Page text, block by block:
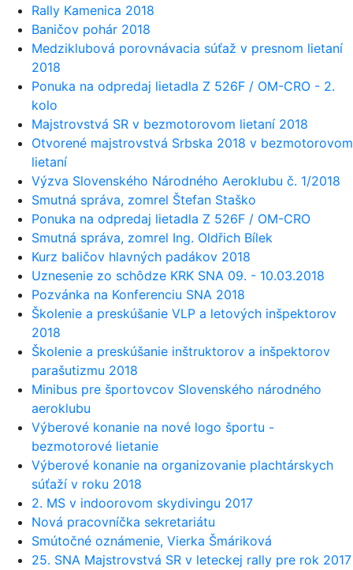
Rally Kamenica 2018
Baničov pohár 2018
Medziklubová porovnávacia súťaž v presnom lietaní
2018
Ponuka na odpredaj lietadla Z 526F / OM-CRO - 2.
kolo
Majstrovstvá SR v bezmotorovom lietaní 2018
Otvorené majstrovstvá Srbska 2018 v bezmotorovom
lietaní
Výzva Slovenského Národného Aeroklubu č. 1/2018
Smutná správa, zomrel Štefan Staško
Ponuka na odpredaj lietadla Z 526F / OM-CRO
Smutná správa, zomrel Ing. Oldřich Bílek
Kurz baličov hlavných padákov 2018
Uznesenie zo schôdze KRK SNA 09. - 10.03.2018
Pozvánka na Konferenciu SNA 2018
Školenie a preskúšanie VLP a letových inšpektorov
2018
Školenie a preskúšanie inštruktorov a inšpektorov
parašutizmu 2018
Minibus pre športovcov Slovenského národného
aeroklubu
Výberové konanie na nové logo športu -
bezmotorové lietanie
Výberové konanie na organizovanie plachtárskych
súťaží v roku 2018
2. MS v indoorovom skydivingu 2017
Nová pracovníčka sekretariátu
Smútočné oznámenie, Vierka Šmáriková
25. SNA Majstrovstvá SR v leteckej rally pre rok 2017